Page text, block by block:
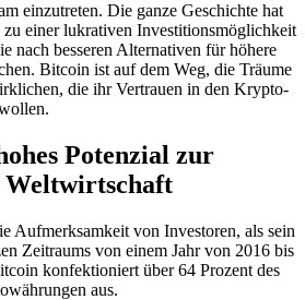
einzutreten. Die ganze Geschichte hat
einer lukrativen Investitionsmöglichkeit
nach besseren Alternativen für höhere
Bitcoin ist auf dem Weg, die Träume
die ihr Vertrauen in den Krypto-
Potenzial zur
Weltwirtschaft
Aufmerksamkeit von Investoren, als sein
Zeitraums von einem Jahr von 2016 bis
konfektioniert über 64 Prozent des
aus.